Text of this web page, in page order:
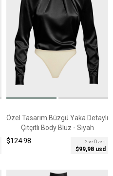
Özel Tasarım Büzgü Yaka Detaylı
Çıtçıtlı Body Bluz - Siyah
2 ve Üzeri
$99,98 usd
$124.98